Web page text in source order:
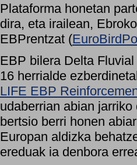
Plataforma honetan
dira, eta irailean,
EBPrentzat (
EBP bilera Delta
16 herrialde
LIFE EBP
udaberrian abian
bertsio berri honen
Europan aldizka
ereduak ia denbora